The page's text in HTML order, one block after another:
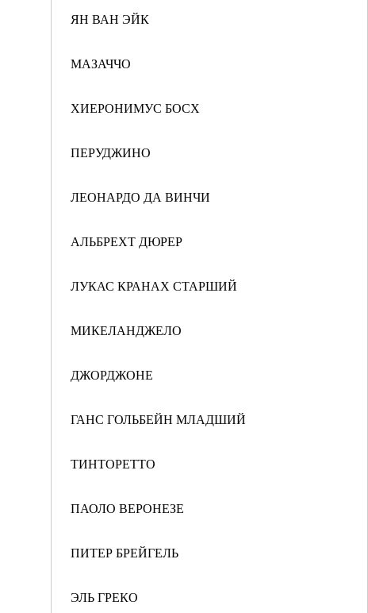
ЯН ВАН ЭЙК
МАЗАЧЧО
ХИЕРОНИМУС БОСХ
ПЕРУДЖИНО
ЛЕОНАРДО ДА ВИНЧИ
АЛЬБРЕХТ ДЮРЕР
ЛУКАС КРАНАХ СТАРШИЙ
МИКЕЛАНДЖЕЛО
ДЖОРДЖОНЕ
ГАНС ГОЛЬБЕЙН МЛАДШИЙ
ТИНТОРЕТТО
ПАОЛО ВЕРОНЕЗЕ
ПИТЕР БРЕЙГЕЛЬ
ЭЛЬ ГРЕКО